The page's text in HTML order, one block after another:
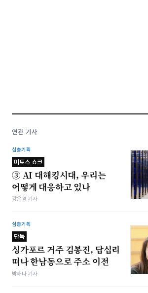
연관 기사
심층기획
미토스 쇼크
③ AI 대해킹시대, 우리는
어떻게 대응하고 있나
강은경 기자
심층기획
단독
싱가포르 거주 김봉진, 답십리
떠나 한남동으로 주소 이전
박해나 기자